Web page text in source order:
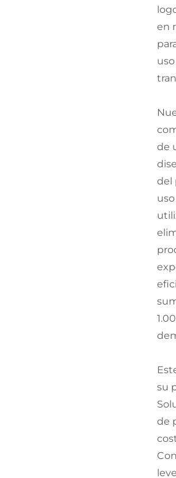
en
de
del
su
de